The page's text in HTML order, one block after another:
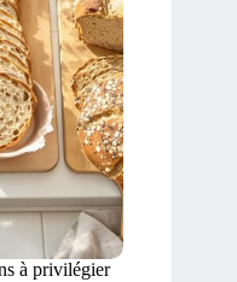
à privilégier